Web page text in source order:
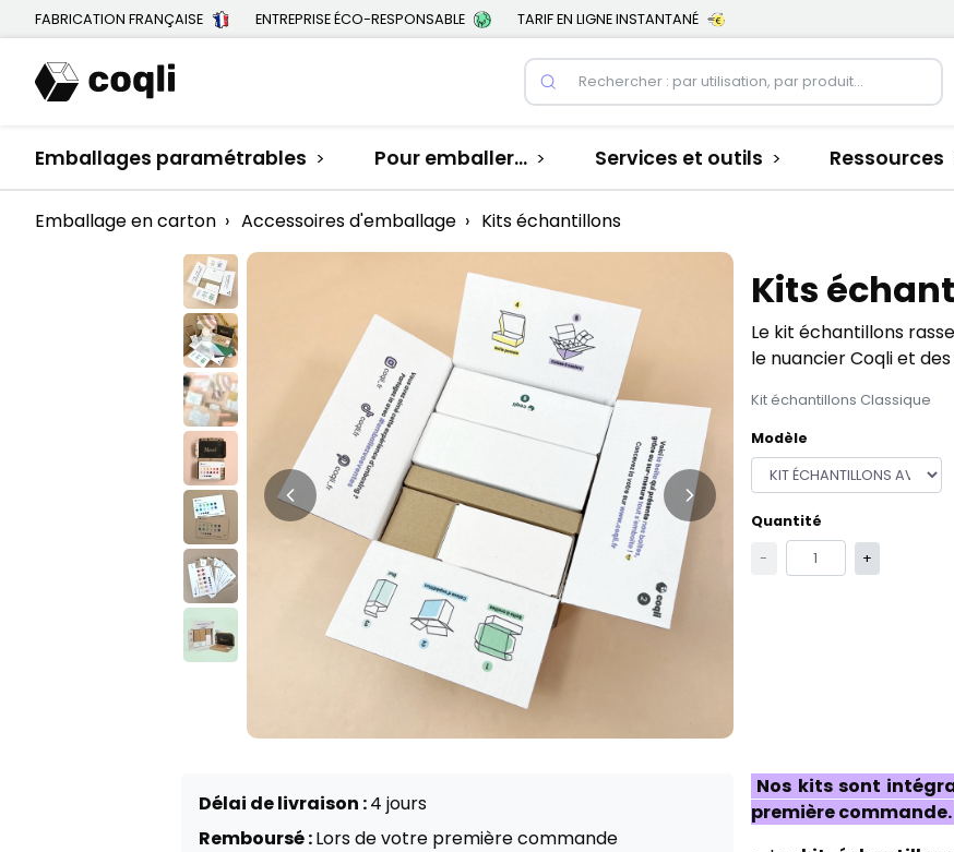
FABRICATION FRANÇAISE ENTREPRISE ÉCO-RESPONSABLE TARIF EN LIGNE INSTANTANÉ
Emballages paramétrables > Pour emballer... > Services et outils > Ressources
Emballage en carton › Accessoires d'emballage › Kits échantillons
Kits
Le kit échantillons
le nuancier Coqli et
Kit échantillons Classique
Modèle
Quantité
- +
Délai de livraison :4 jours
Remboursé :Lors de votre première commande
Nos kits sont
première commande.